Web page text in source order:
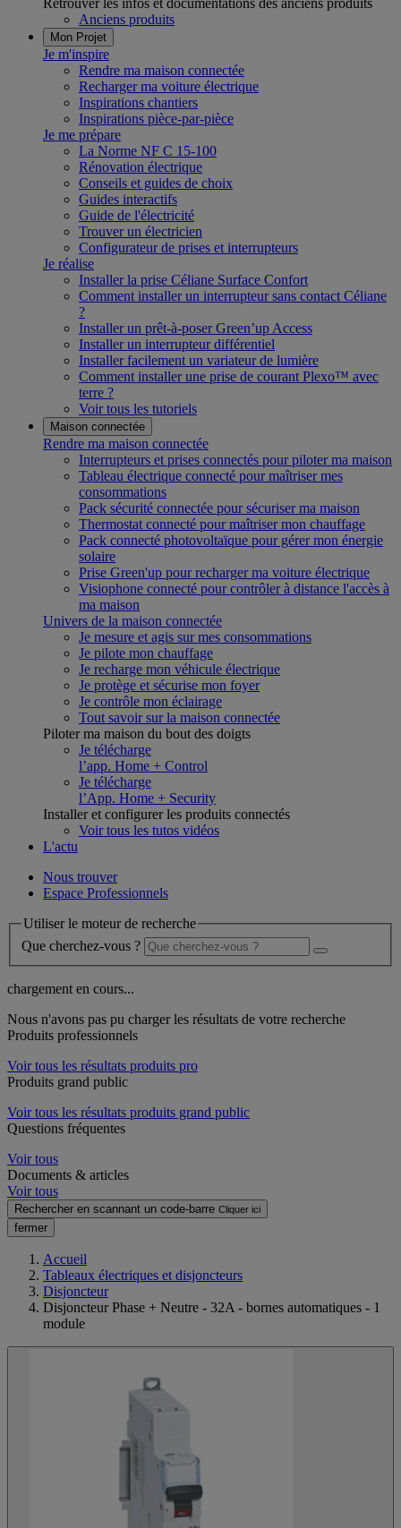
Retrouver les infos et documentations des anciens produits
Anciens produits
Mon Projet
Je m'inspire
Rendre ma maison connectée
Recharger ma voiture électrique
Inspirations chantiers
Inspirations pièce-par-pièce
Je me prépare
La Norme NF C 15-100
Rénovation électrique
Conseils et guides de choix
Guides interactifs
Guide de l'électricité
Trouver un électricien
Configurateur de prises et interrupteurs
Je réalise
Installer la prise Céliane Surface Confort
Comment installer un interrupteur sans contact Céliane
?
Installer un prêt-à-poser Green’up Access
Installer un interrupteur différentiel
Installer facilement un variateur de lumière
Comment installer une prise de courant Plexo™ avec
terre ?
Voir tous les tutoriels
Maison connectée
Rendre ma maison connectée
Interrupteurs et prises connectés pour piloter ma maison
Tableau électrique connecté pour maîtriser mes
consommations
Pack sécurité connectée pour sécuriser ma maison
Thermostat connecté pour maîtriser mon chauffage
Pack connecté photovoltaïque pour gérer mon énergie
solaire
Prise Green'up pour recharger ma voiture électrique
Visiophone connecté pour contrôler à distance l'accès à
ma maison
Univers de la maison connectée
Je mesure et agis sur mes consommations
Je pilote mon chauffage
Je recharge mon véhicule électrique
Je protège et sécurise mon foyer
Je contrôle mon éclairage
Tout savoir sur la maison connectée
Piloter ma maison du bout des doigts
Je télécharge
l’app. Home + Control
Je télécharge
l’App. Home + Security
Installer et configurer les produits connectés
Voir tous les tutos vidéos
L'actu
Nous trouver
Espace Professionnels
Utiliser le moteur de recherche
Que cherchez-vous ?
chargement en cours...
Nous n'avons pas pu charger les résultats de votre recherche
Produits professionnels
Voir tous les résultats produits pro
Produits grand public
Voir tous les résultats produits grand public
Questions fréquentes
Voir tous
Documents & articles
Voir tous
Rechercher en scannant un code-barre Cliquer ici
fermer
Accueil
Tableaux électriques et disjoncteurs
Disjoncteur
Disjoncteur Phase + Neutre - 32A - bornes automatiques - 1
module